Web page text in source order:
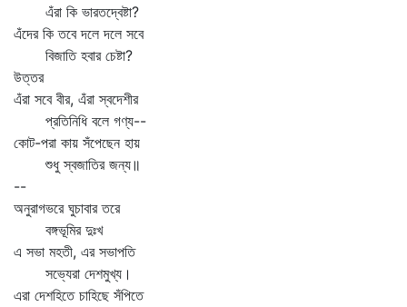
এঁরা কি ভারতদ্বেষ্টা?
এঁদের কি তবে দলে দলে সবে
বিজাতি হবার চেষ্টা?
উত্তর
এঁরা সবে বীর, এঁরা স্বদেশীর
প্রতিনিধি বলে গণ্য--
কোট-পরা কায় সঁপেছেন হায়
শুধু স্বজাতির জন্য॥
--
অনুরাগভরে ঘুচাবার তরে
বঙ্গভূমির দুঃখ
এ সভা মহতী, এর সভাপতি
সভ্যেরা দেশমুখ্য।
এরা দেশহিতে চাহিছে সঁপিতে